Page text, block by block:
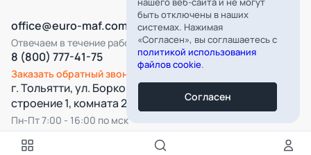
Все категории
office@euro-maf.com
Отвечаем в течение рабочего дня
8 (800) 777-41-75
Заказать обратный звонок
г. Тольятти, ул. Борковская, д. 16,
строение 1, комната 22
Пн-Пт 7:00 - 16:00 по мск
быть отключены в наших
системах. Нажимая
«Согласен», вы соглашаетесь с
политикой использования
файлов cookie.
Согласен